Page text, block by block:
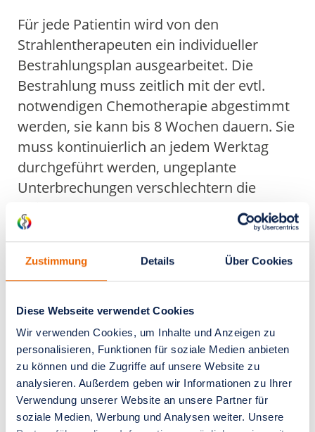
Zustimmung Details Über Cookies
Diese Webseite verwendet Cookies
Wir verwenden Cookies, um Inhalte und Anzeigen zu
personalisieren, Funktionen für soziale Medien anbieten
zu können und die Zugriffe auf unsere Website zu
analysieren. Außerdem geben wir Informationen zu Ihrer
Verwendung unserer Website an unsere Partner für
soziale Medien, Werbung und Analysen weiter. Unsere
Für jede Patientin wird von den
Strahlentherapeuten ein individueller
Bestrahlungsplan ausgearbeitet. Die
Bestrahlung muss zeitlich mit der evtl.
notwendigen Chemotherapie abgestimmt
werden, sie kann bis 8 Wochen dauern. Sie
muss kontinuierlich an jedem Werktag
durchgeführt werden, ungeplante
Unterbrechungen verschlechtern die
In der Strahlenklinik am
Universitätsklinikum Essen steht eine
moderne technische Ausstattung
(Linearbeschleuniger mit
geschultes Personal zur Verfügung, um
auch individuelle Problemfälle adäquat
behandeln zu können.